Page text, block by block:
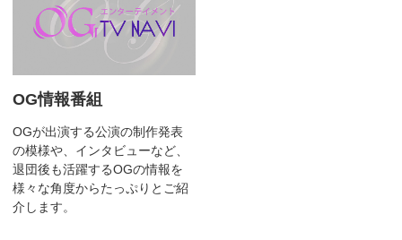
OG情報番組
OGが出演する公演の制作発表
の模様や、インタビューなど、
退団後も活躍するOGの情報を
様々な角度からたっぷりとご紹
介します。